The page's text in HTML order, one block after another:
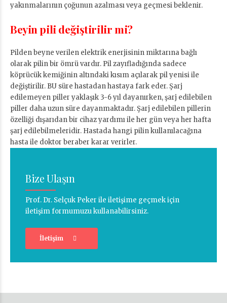
yakınmalarının çoğunun azalması veya geçmesi beklenir.
Beyin pili değiştirilir mi?
Pilden beyne verilen elektrik enerjisinin miktarına bağlı
olarak pilin bir ömrü vardır. Pil zayıfladığında sadece
köprücük kemiğinin altındaki kısım açılarak pil yenisi ile
değiştirilir. BU süre hastadan hastaya fark eder. Şarj
edilemeyen piller yaklaşık 3-6 yıl dayanırken, şarj edilebilen
piller daha uzun süre dayanmaktadır. Şarj edilebilen pillerin
özelliği dışarıdan bir cihaz yardımı ile her gün veya her hafta
şarj edilebilmeleridir. Hastada hangi pilin kullanılacağına
hasta ile doktor beraber karar verirler.
Bize Ulaşın
Prof. Dr. Selçuk Peker ile iletişime geçmek için
iletişim formumuzu kullanabilirsiniz.
İletişim